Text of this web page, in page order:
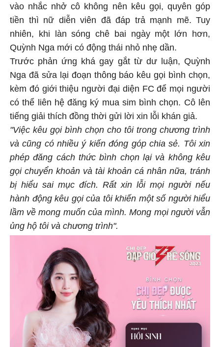
vào nhắc nhở cô không nên kêu gọi, quyên góp
tiền thì nữ diễn viên đã đáp trả mạnh mẽ. Tuy
nhiên, khi làn sóng chê bai ngày một lớn hơn,
Quỳnh Nga mới có động thái nhỏ nhẹ dần.
Trước phản ứng khá gay gắt từ dư luận, Quỳnh
Nga đã sửa lại đoạn thông báo kêu gọi bình chọn,
kèm đó giới thiệu người đại diện FC để mọi người
có thể liên hệ đăng ký mua sim bình chọn. Cô lên
tiếng giải thích đồng thời gửi lời xin lỗi khán giả.
"Việc kêu gọi bình chọn cho tôi trong chương trình
và cũng có nhiều ý kiến đóng góp chia sẻ. Tôi xin
phép đăng cách thức bình chọn lại và không kêu
gọi chuyển khoản và tài khoản cá nhân nữa, tránh
bị hiểu sai mục đích. Rất xin lỗi mọi người nếu
hành động kêu gọi của tôi khiến một số người hiểu
lầm về mong muốn của mình. Mong mọi người vẫn
ủng hộ tôi và chương trình".